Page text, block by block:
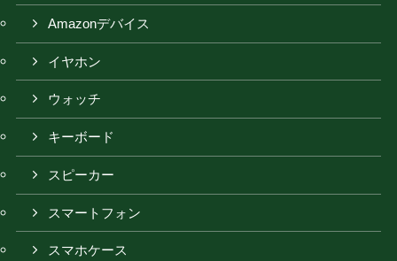
Amazonデバイス
イヤホン
ウォッチ
キーボード
スピーカー
スマートフォン
スマホケース